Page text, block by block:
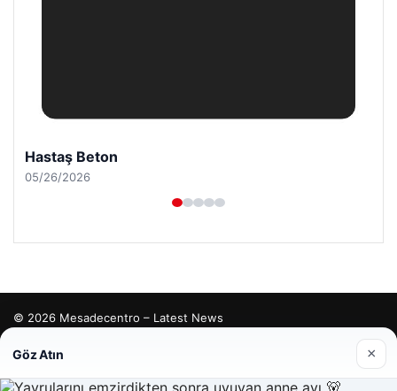
Hastaş Beton
05/26/2026
© 2026 Mesadecentro – Latest News
Göz Atın ×